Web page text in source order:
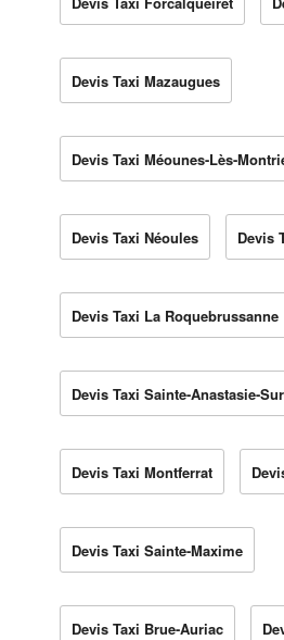
Devis Taxi Mazaugues
Devis Taxi Méounes-Lès-
Devis Taxi Néoules Devis
Devis Taxi La Roquebrussanne
Devis Taxi Sainte-Anastasie-
Devis Taxi Montferrat
Devis Taxi Sainte-Maxime
Devis Taxi Brue-Auriac